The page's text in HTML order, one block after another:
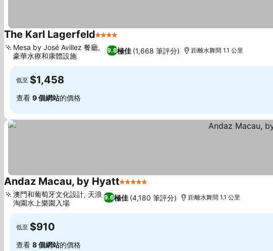
The Karl Lagerfeld4 星級
9.8極佳 (1,668 筆評分)
Mesa by José Avillez 餐廳,
豪華水療和康體設施
距離水舞間 1.1 公里
低至 $1,458
查看 9 個網站的價格
Andaz Macau, by Hyatt5 星級
9.6極佳 (4,180 筆評分)
澳門和葡萄牙文化設計, 天浪
淘園水上樂園入場
距離水舞間 1.1 公里
低至 $910
查看 8 個網站的價格